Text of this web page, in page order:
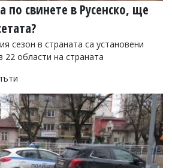
по свинете в Русенско, ще
сезон в страната са установени
области на страната